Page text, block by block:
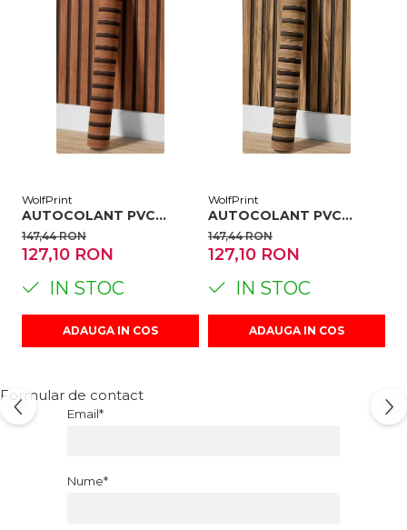
WolfPrint
AUTOCOLANT PVC
DECORATIV, RIFLAJ LEMN
CIRES, AUTOADEZIV,
EFECT 3D, 50X300 CM
147,44 RON
127,10 RON
IN STOC
ADAUGA IN COS
WolfPrint
AUTOCOLANT PVC
DECORATIV, RIFLAJ
LEMN, AUTOADEZIV,
EFECT 3D, 50X300 CM
147,44 RON
127,10 RON
IN STOC
ADAUGA IN COS
Formular de contact
Email*
Nume*